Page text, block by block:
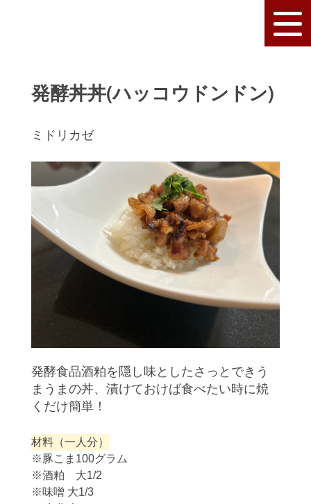
発酵丼丼(ハッコウドンドン)
ミドリカゼ
発酵食品酒粕を隠し味としたさっとできう
まうまの丼、漬けておけば食べたい時に焼
くだけ簡単！
材料（一人分）
※豚こま100グラム
※酒粕 大1/2
※味噌 大1/3